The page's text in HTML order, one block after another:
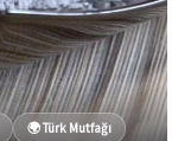
🌍 Türk Mutfağı